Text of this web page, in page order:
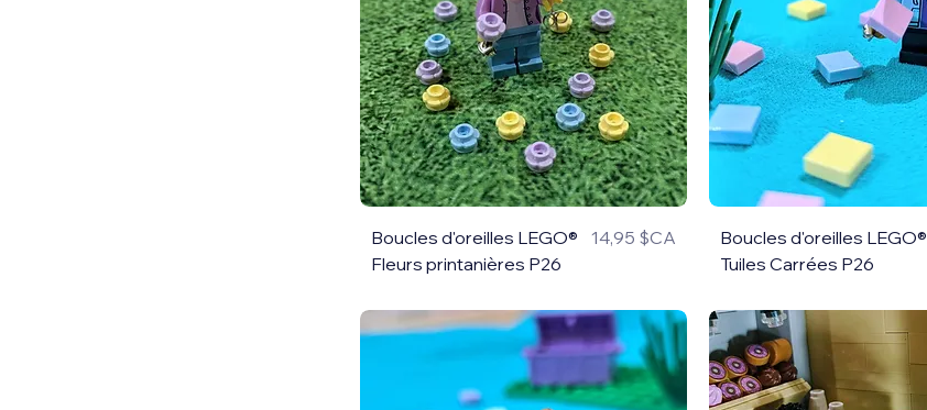
Boucles d'oreilles LEGO®
Fleurs printanières P26
14,95 $CA
Boucles d'oreilles LEGO®
Tuiles Carrées P26